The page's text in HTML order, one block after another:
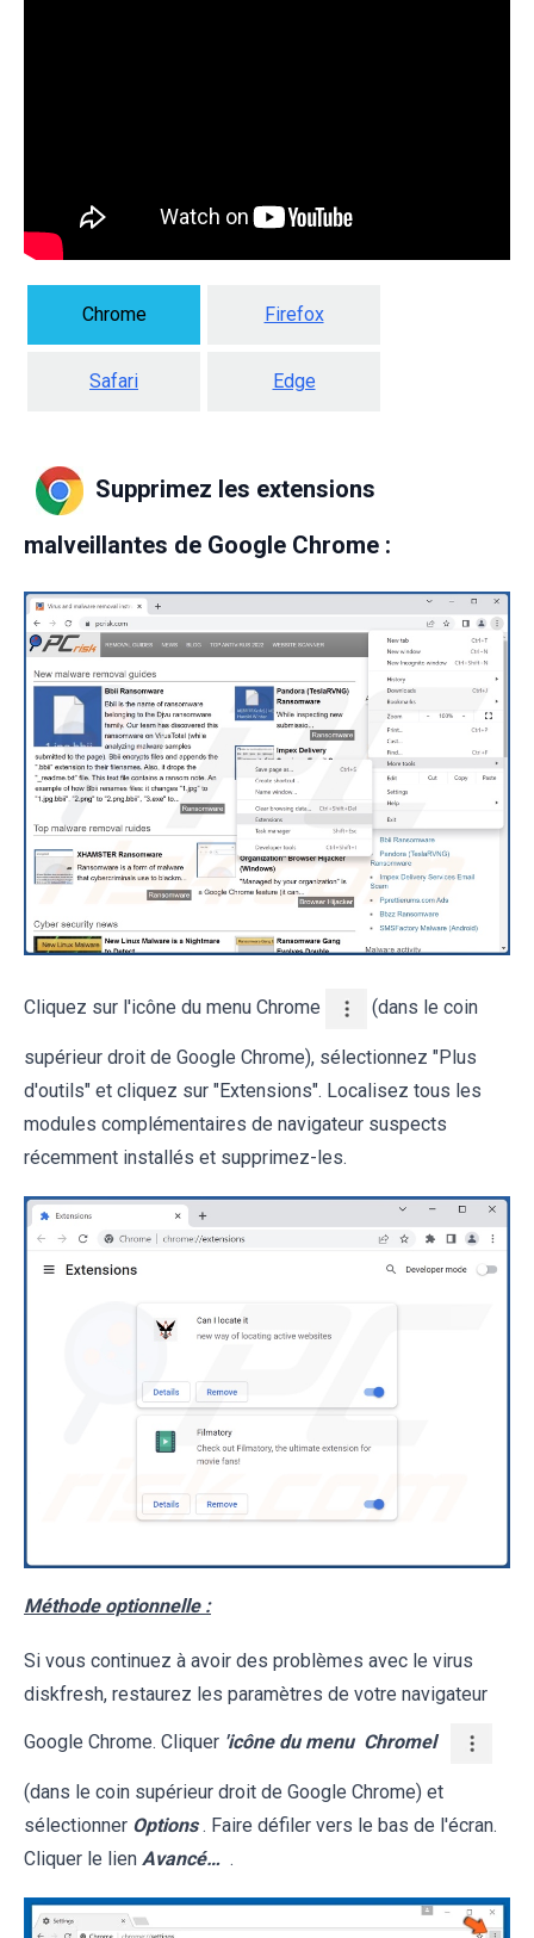
Chrome Firefox
Safari Edge
Supprimez les extensions
malveillantes de Google Chrome :
Cliquez sur l'icône du menu Chrome (dans le coin
supérieur droit de Google Chrome), sélectionnez "Plus
d'outils" et cliquez sur "Extensions". Localisez tous les
modules complémentaires de navigateur suspects
récemment installés et supprimez-les.
Méthode optionnelle :
Si vous continuez à avoir des problèmes avec le virus
diskfresh, restaurez les paramètres de votre navigateur
Google Chrome. Cliquer 'icône du menu Chromel
(dans le coin supérieur droit de Google Chrome) et
sélectionner Options . Faire défiler vers le bas de l'écran.
Cliquer le lien Avancé… .